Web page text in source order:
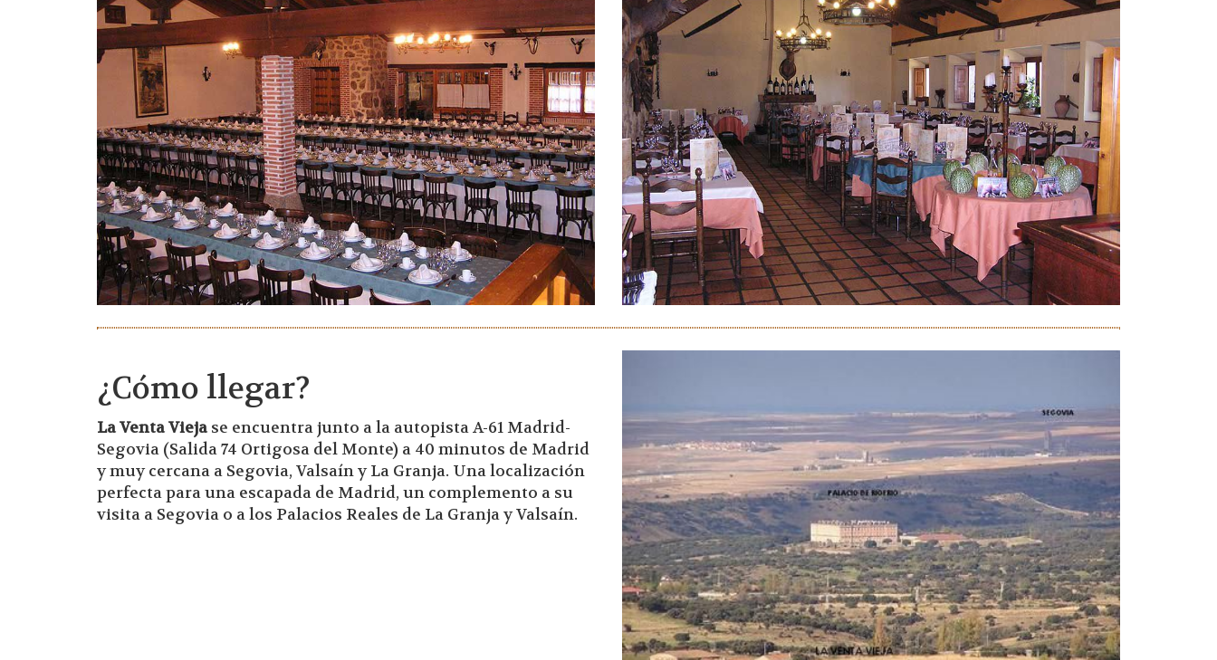
¿Cómo llegar?
La Venta Vieja se encuentra junto a la autopista A-61 Madrid-
Segovia (Salida 74 Ortigosa del Monte) a 40 minutos de Madrid
y muy cercana a Segovia, Valsaín y La Granja. Una localización
perfecta para una escapada de Madrid, un complemento a su
visita a Segovia o a los Palacios Reales de La Granja y Valsaín.